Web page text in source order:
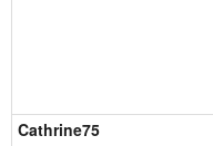
Cathrine75